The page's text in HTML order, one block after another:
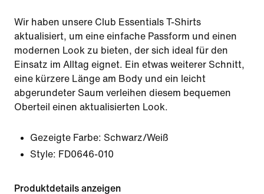
Wir haben unsere Club Essentials T-Shirts
aktualisiert, um eine einfache Passform und einen
modernen Look zu bieten, der sich ideal für den
Einsatz im Alltag eignet. Ein etwas weiterer Schnitt,
eine kürzere Länge am Body und ein leicht
abgerundeter Saum verleihen diesem bequemen
Oberteil einen aktualisierten Look.
Gezeigte Farbe: Schwarz/Weiß
Style: FD0646-010
Produktdetails anzeigen